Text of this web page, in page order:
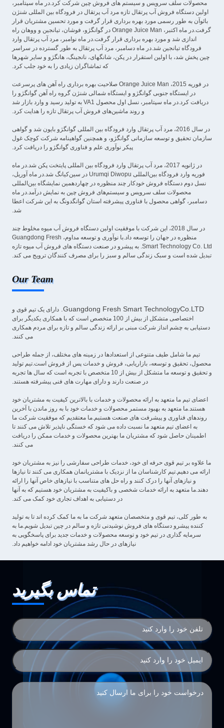
محصولات سلف سرویس و سیستم های فروش چین شرکت کرد.در ماه سپتامبر،
اولین دستگاه فروش آب پرتقال تازه مرد آب پرتقال در فرودگاه بین المللی شنژن
بائوآن به طور رسمی مورد بهره برداری قرار گرفت و مورد تحسین مشتریان قرار
گرفت.در ماه اکتبر، Orange Juice Man در گوانگژو، فوشان، تیانجین و ووهان راه
اندازی شد و مورد بهره برداری قرار گرفت.در ماه نوامبر، مرد آب پرتقال وارد
فرودگاه تیانجین شد.در ماه دسامبر، مرد آب پرتقال به طور گسترده در سراسر
چین پخش شد، با اولین استقرار در پکن، شانگهای، نانجینگ، هانگژو و سایر شهرها
که تماشاگران زیادی را به خود جلب کرد.
در فوریه 2015، Orange Juice Man صلاحیت بهره برداری راه آهن های پرسرعت
در ایستگاه جنوبی گوانگژو و ایستگاه شمالی شنژن گروه راه آهن گوانگژو را
دریافت کرد.در ماه سپتامبر، نسل اول محصول VA1 به تولید رسید و وارد بازار شد
و روند ماشین‌های فروش آب پرتقال تازه را هدایت کرد.
در سال 2016، مرد آب پرتقال وارد فرودگاه بین المللی گوانگژو بایون شد و گواهی
سازمان تحقیق و توسعه سازمانی گوانگژو، و همچنین گواهینامه شرکت کوچک غول
پیکر نوآوری علم و فناوری گوانگژو را دریافت کرد.
در ژانویه 2017، مرد آب پرتقال وارد فرودگاه بین المللی پایتخت پکن شد.در ماه
فوریه وارد فرودگاه بین‌المللی Urumqi Diwopu در سین‌کیانگ شد.در ماه آوریل،
نسل دوم دستگاه فروش خودکار چند منظوره در چهاردهمین نمایشگاه بین‌المللی
محصولات سلف سرویس و سیستم‌های فروش چین به نمایش درآمد.در ماه
دسامبر، گواهی محصول با فناوری پیشرفته استان گوانگدونگ به این شرکت اعطا
شد.
در سال 2018، این شرکت با موفقیت اولین دستگاه فروش آب میوه مخلوط چند
منظوره در جهان را توسعه داد.با نوآوری و توسعه مداوم، Guangdong Fresh
Smart Technology Co. Ltd. به پیشرو در صنعت دستگاه های فروش آب میوه تازه
تبدیل شده است و سبک زندگی سالم و سبز را برای مصرف کنندگان ترویج می کند.
Our Team
Guangdong Fresh Smart TechnologyCo.LTD. دارای یک تیم قوی و
اختصاصی متشکل از بیش از 100 متخصص است که با همکاری یکدیگر برای
دستیابی به چشم انداز شرکت مبنی بر ارائه زندگی سالم و تازه برای مردم همکاری
می کنند.
تیم ما شامل طیف متنوعی از استعدادها در زمینه های مختلف، از جمله طراحی
محصول، تحقیق و توسعه، بازاریابی، فروش و خدمات پس از فروش است.تیم تولید
و تحقیق و توسعه ما متشکل از بیش از 10 متخصص با تجربه است که سال ها تجربه
در صنعت دارند و دارای مهارت های فنی پیشرفته هستند.
اعضای تیم ما متعهد به ارائه محصولات و خدمات با بالاترین کیفیت به مشتریان خود
هستند.ما متعهد به بهبود مستمر محصولات و خدمات خود با به روز ماندن با آخرین
روندهای فناوری و پیشرفت های صنعت هستیم.ما معتقدیم که موفقیت شرکت ما
به اعضای تیم متعهد ما نسبت داده می شود که خستگی ناپذیر تلاش می کنند تا
اطمینان حاصل شود که مشتریان ما بهترین محصولات و خدمات ممکن را دریافت
می کنند.
ما علاوه بر تیم قوی حرفه ای خود، خدمات طراحی سفارشی را نیز به مشتریان خود
ارائه می دهیم.تیم کارشناسان ما از نزدیک با مشتریانمان همکاری می کنند تا نیازها
و نیازهای آنها را درک کنند و راه حل های متناسب با نیازهای خاص آنها را ارائه
دهند.ما متعهد به ارائه خدمات شخصی و باکیفیت به مشتریان خود هستیم که به آنها
در دستیابی به اهداف تجاری خود کمک می کند.
به طور کلی، تیم قوی و متخصصان متعهد شرکت ما به ما کمک کرده اند تا به تولید
کننده پیشرو دستگاه های فروش نوشیدنی تازه و سالم در چین تبدیل شویم.ما به
سرمایه گذاری در تیم خود و توسعه محصولات و خدمات جدید برای پاسخگویی به
نیازهای در حال رشد مشتریان خود ادامه خواهیم داد.
تماس بگیرید